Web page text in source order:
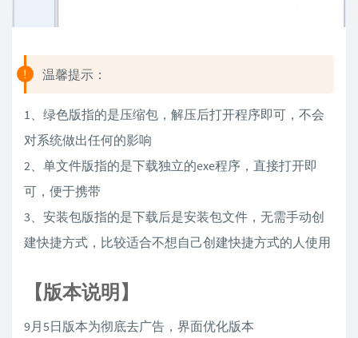
温馨提示：
1、绿色版指的是压缩包，解压后打开程序即可，不会
对系统做出任何的影响
2、单文件版指的是下载独立的exe程序，直接打开即
可，便于携带
3、安装包版指的是下载后是安装包文件，无需手动创
建快捷方式，比较适合不想自己创建快捷方式的人使用
【版本说明】
9月5日版本为彻底去广告，界面优化版本